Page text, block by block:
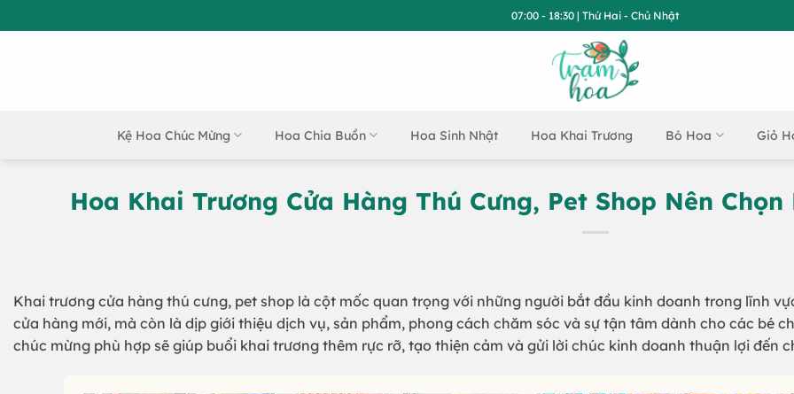
qua
07:00 - 18:30 | Thứ Hai - Chủ Nhật
Kệ Hoa Chúc Mừng Hoa Chia Buồn Hoa Sinh Nhật Hoa Khai Trương Bó Hoa Giỏ
Hoa Khai Trương Cửa Hàng Thú Cưng, Pet Shop Nên
Khai trương cửa hàng thú cưng, pet shop là cột mốc quan trọng với những người bắt đầu kinh doanh trong lĩnh
cửa hàng mới, mà còn là dịp giới thiệu dịch vụ, sản phẩm, phong cách chăm sóc và sự tận tâm dành cho các bé
chúc mừng phù hợp sẽ giúp buổi khai trương thêm rực rỡ, tạo thiện cảm và gửi lời chúc kinh doanh thuận lợi đến